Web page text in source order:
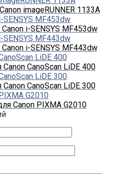
imageRUNNER 1133A
i-SENSYS MF453dw
i-SENSYS MF443dw
CanoScan LiDE 400
CanoScan LiDE 300
Canon PIXMA G2010